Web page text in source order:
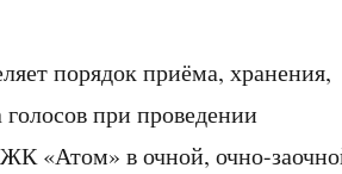
порядок приёма, хранения,
при проведении
«Атом» в очной, очно-